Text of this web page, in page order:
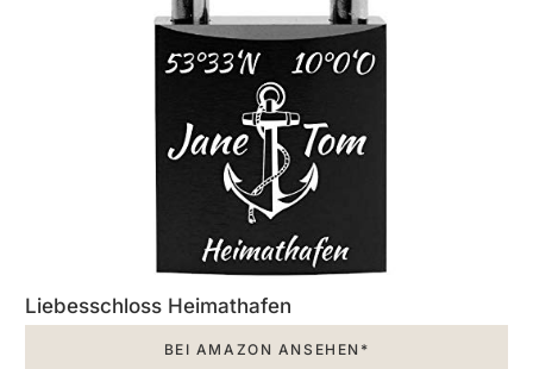
Liebesschloss Heimathafen
BEI AMAZON ANSEHEN*